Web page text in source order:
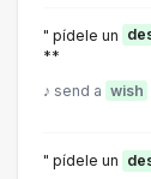
" pídele un
**
♪ send a wish
" pídele un